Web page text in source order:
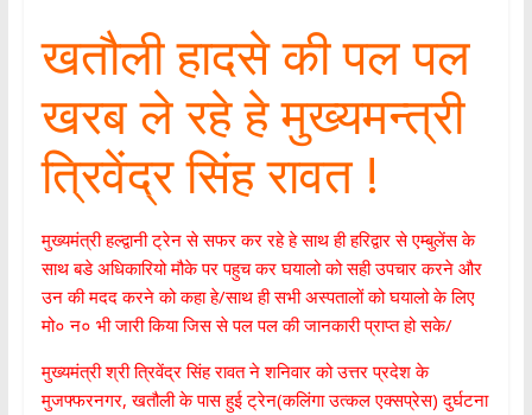
खतौली हादसे की पल पल
खरब ले रहे हे मुख्यमन्त्री
त्रिवेंद्र सिंह रावत !
मुख्यमंत्री हल्द्वानी ट्रेन से सफर कर रहे हे साथ ही हरिद्वार से एम्बुलेंस के
साथ बडे अधिकारियो मौके पर पहुच कर घयालो को सही उपचार करने और
उन की मदद करने को कहा हे/साथ ही सभी अस्पतालों को घयालो के लिए
मो० न० भी जारी किया जिस से पल पल की जानकारी प्राप्त हो सके/
मुख्यमंत्री श्री त्रिवेंद्र सिंह रावत ने शनिवार को उत्तर प्रदेश के
मुजफ्फरनगर, खतौली के पास हुई ट्रेन(कलिंगा उत्कल एक्सप्रेस) दुर्घटना